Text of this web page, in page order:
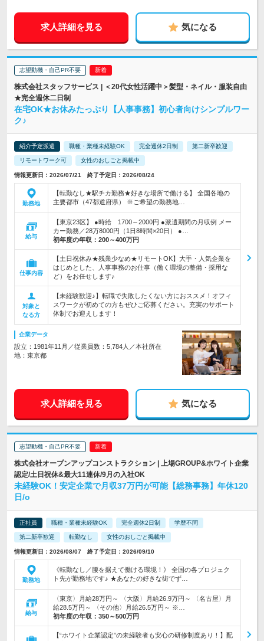
求人詳細を見る 気になる
志望動機・自己PR不要
株式会社スタッフサービス | ＜20代女性活躍中＞髪型・ネイル・服装自由
★完全週休二日制
在宅OK★お休みたっぷり【人事事務】初心者向けシンプルワー
ク♪
紹介予定派遣 職種・業種未経験OK 完全週休2日制 第二新卒歓迎
リモートワーク可 女性のおしごと掲載中
情報更新日：2026/07/21 終了予定日：2026/08/24
勤務地
【転勤なし★駅チカ勤務★好きな場所で働ける】 全国各地の
主要都市（47都道府県） ※ご希望の勤務地…
給与
【東京23区】 ●時給 1700～2000円 ●派遣期間の月収例 メー
カー勤務／28万8000円（1日8時間×20日） ●…
初年度の年収： 200～400万円
仕事内容
【土日祝休み★残業少なめ★リモートOK】大手・人気企業を
はじめとした、人事事務のお仕事（働く環境の整備・採用な
ど）をお任せします♪
対象と
なる方
【未経験歓迎♪】転職で失敗したくない方におススメ！オフィ
スワークが初めての方もぜひご応募ください。充実のサポート
体制でお迎えします！
企業データ
設立：1981年11月／従業員数：5,784人／本社所在
地：東京都
求人詳細を見る 気になる
志望動機・自己PR不要
株式会社オープンアップコンストラクション | 上場GROUP&ホワイト企業
認定/土日祝休&最大11連休/9月の入社OK
未経験OK！安定企業で月収37万円が可能【総務事務】年休120
日/o
正社員 職種・業種未経験OK 完全週休2日制 学歴不問
第二新卒歓迎 転勤なし 女性のおしごと掲載中
情報更新日：2026/08/07 終了予定日：2026/09/10
勤務地
《転勤なし／腰を据えて働ける環境！》 全国の各プロジェク
ト先が勤務地です♪ ★あなたの好きな街でず…
給与
〈東京〉月給28万円～ 〈大阪〉月給26.9万円～ 〈名古屋〉月
給28.5万円～ 〈その他〉月給26.5万円～ ※…
初年度の年収： 350～500万円
【“ホワイト企業認定”の未経験者も安心の研修制度あり！】配